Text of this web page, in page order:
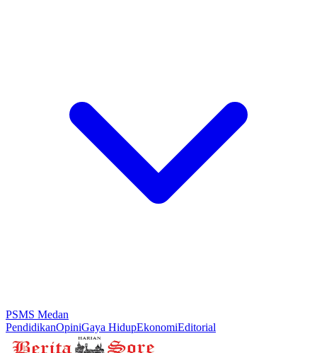
PSMS Medan
PendidikanOpiniGaya HidupEkonomiEditorial